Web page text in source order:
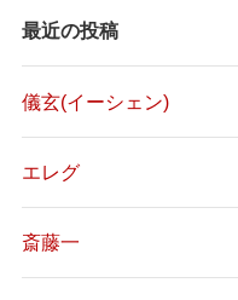
最近の投稿
儀玄(イーシェン)
エレグ
斎藤一